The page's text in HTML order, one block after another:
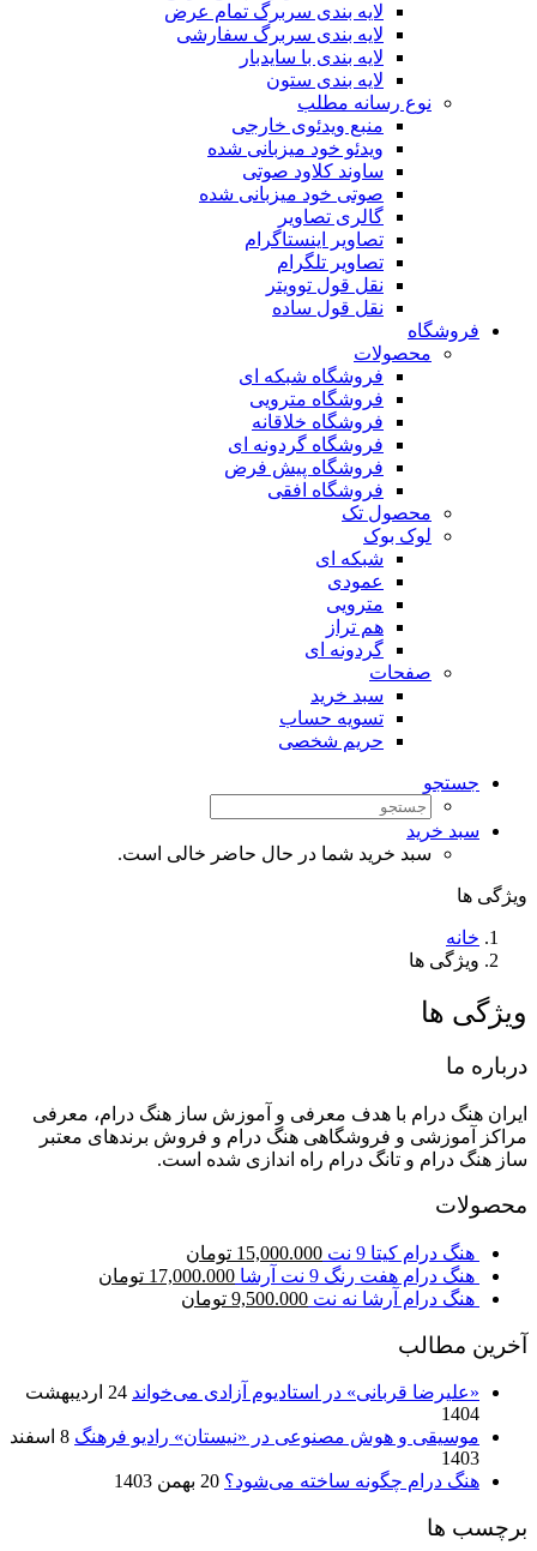
لایه بندی سربرگ تمام عرض
لایه بندی سربرگ سفارشی
لایه بندی با سایدبار
لایه بندی ستون
نوع رسانه مطلب
منبع ویدئوی خارجی
ویدئو خود میزبانی شده
ساوند کلاود صوتی
صوتی خود میزبانی شده
گالری تصاویر
تصاویر اینستاگرام
تصاویر تلگرام
نقل قول توویتر
نقل قول ساده
فروشگاه
محصولات
فروشگاه شبکه ای
فروشگاه مترویی
فروشگاه خلاقانه
فروشگاه گردونه ای
فروشگاه پیش فرض
فروشگاه افقی
محصول تک
لوک بوک
شبکه ای
عمودی
مترویی
هم تراز
گردونه ای
صفحات
سبد خرید
تسویه حساب
حریم شخصی
جستجو
سبد خرید
سبد خرید شما در حال حاضر خالی است.
ویژگی ها
خانه
ویژگی ها
ویژگی ها
درباره ما
ایران هنگ درام با هدف معرفی و آموزش ساز هنگ درام، معرفی
مراکز آموزشی و فروشگاهی هنگ درام و فروش برندهای معتبر
ساز هنگ درام و تانگ درام راه اندازی شده است.
محصولات
هنگ درام کیتا 9 نت 15,000.000 تومان
هنگ درام هفت رنگ 9 نت آرشا
17,000.000 تومان
هنگ درام آرشا نه نت 9,500.000 تومان
آخرین مطالب
«علیرضا قربانی» در استادیوم آزادی می‌خواند
24 اردیبهشت
1404
موسیقی و هوش مصنوعی در «نیستان» رادیو فرهنگ
8 اسفند
1403
هنگ درام چگونه ساخته می‌شود؟ 20 بهمن 1403
برچسب ها